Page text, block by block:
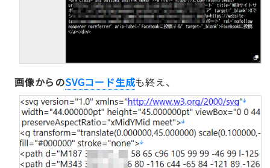
画像からのSVGコード生成も終え、